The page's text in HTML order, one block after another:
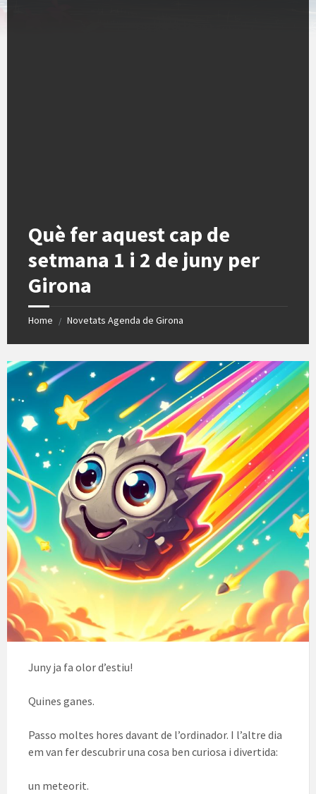
Què fer aquest cap de
setmana 1 i 2 de juny per
Girona
Home / Novetats Agenda de Girona
Juny ja fa olor d’estiu!
Quines ganes.
Passo moltes hores davant de l’ordinador. I l’altre dia
em van fer descubrir una cosa ben curiosa i divertida:
un meteorit.